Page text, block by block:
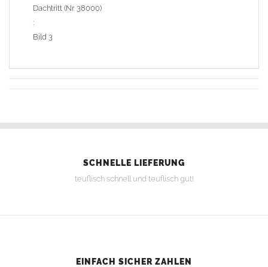
Dachtritt (Nr. 38000)
:
Bild 3
SCHNELLE LIEFERUNG
teuflisch schnell und teuflisch gut!
EINFACH SICHER ZAHLEN